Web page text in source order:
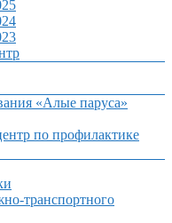
«Алые паруса»
по профилактике
транспортного